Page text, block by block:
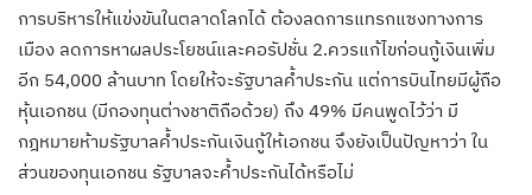
การบริหารให้แข่งขันในตลาดโลกได้ ต้องลดการแทรกแซงทางการ
เมือง ลดการหาผลประโยชน์และคอรัปชั่น 2.ควรแก้ไขก่อนกู้เงินเพิ่ม
อีก 54,000 ล้านบาท โดยให้จะรัฐบาลค้ำประกัน แต่การบินไทยมีผู้ถือ
หุ้นเอกชน (มีกองทุนต่างชาติถือด้วย) ถึง 49% มีคนพูดไว้ว่า มี
กฎหมายห้ามรัฐบาลค้ำประกันเงินกู้ให้เอกชน จึงยังเป็นปัญหาว่า ใน
ส่วนของทุนเอกชน รัฐบาลจะค้ำประกันได้หรือไม่